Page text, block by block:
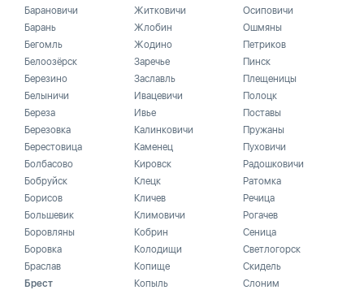
Барановичи
Барань
Бегомль
Белоозёрск
Березино
Белыничи
Береза
Березовка
Берестовица
Болбасово
Бобруйск
Борисов
Большевик
Боровляны
Боровка
Браслав
Брест
Житковичи
Жлобин
Жодино
Заречье
Заславль
Ивацевичи
Ивье
Калинковичи
Каменец
Кировск
Клецк
Кличев
Климовичи
Кобрин
Колодищи
Копище
Копыль
Осиповичи
Ошмяны
Петриков
Пинск
Плещеницы
Полоцк
Поставы
Пружаны
Пуховичи
Радошковичи
Ратомка
Речица
Рогачев
Сеница
Светлогорск
Скидель
Слоним